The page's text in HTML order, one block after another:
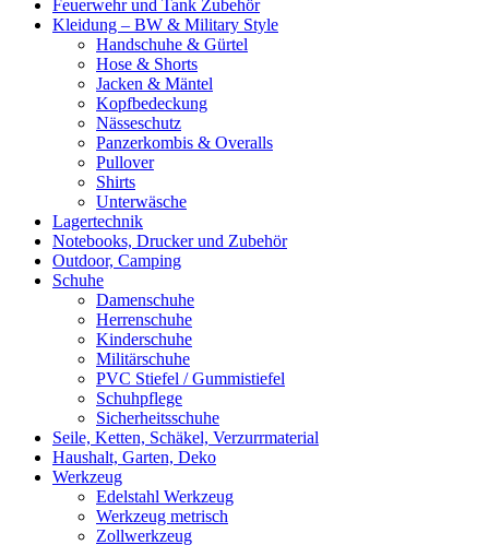
Feuerwehr und Tank Zubehör
Kleidung – BW & Military Style
Handschuhe & Gürtel
Hose & Shorts
Jacken & Mäntel
Kopfbedeckung
Nässeschutz
Panzerkombis & Overalls
Pullover
Shirts
Unterwäsche
Lagertechnik
Notebooks, Drucker und Zubehör
Outdoor, Camping
Schuhe
Damenschuhe
Herrenschuhe
Kinderschuhe
Militärschuhe
PVC Stiefel / Gummistiefel
Schuhpflege
Sicherheitsschuhe
Seile, Ketten, Schäkel, Verzurrmaterial
Haushalt, Garten, Deko
Werkzeug
Edelstahl Werkzeug
Werkzeug metrisch
Zollwerkzeug